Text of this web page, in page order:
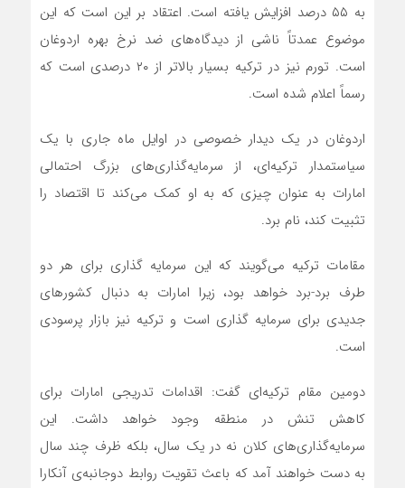
به ۵۵ درصد افزایش یافته است. اعتقاد بر این است که این
موضوع عمدتاً ناشی از دیدگاه‌های ضد نرخ بهره اردوغان
است. تورم نیز در ترکیه بسیار بالاتر از ۲۰ درصدی است که
رسماً اعلام شده است.
اردوغان در یک دیدار خصوصی در اوایل ماه جاری با یک
سیاستمدار ترکیه‌ای، از سرمایه‌گذاری‌های بزرگ احتمالی
امارات به عنوان چیزی که به او کمک می‌کند تا اقتصاد را
تثبیت کند، نام برد.
مقامات ترکیه می‌گویند که این سرمایه گذاری برای هر دو
طرف برد-برد خواهد بود، زیرا امارات به دنبال کشور‌های
جدیدی برای سرمایه گذاری است و ترکیه نیز بازار پرسودی
است.
دومین مقام ترکیه‌ای گفت: اقدامات تدریجی امارات برای
کاهش تنش در منطقه وجود خواهد داشت. این
سرمایه‌گذاری‌های کلان نه در یک سال، بلکه ظرف چند سال
به دست خواهند آمد که باعث تقویت روابط دوجانبه‌ی آنکارا